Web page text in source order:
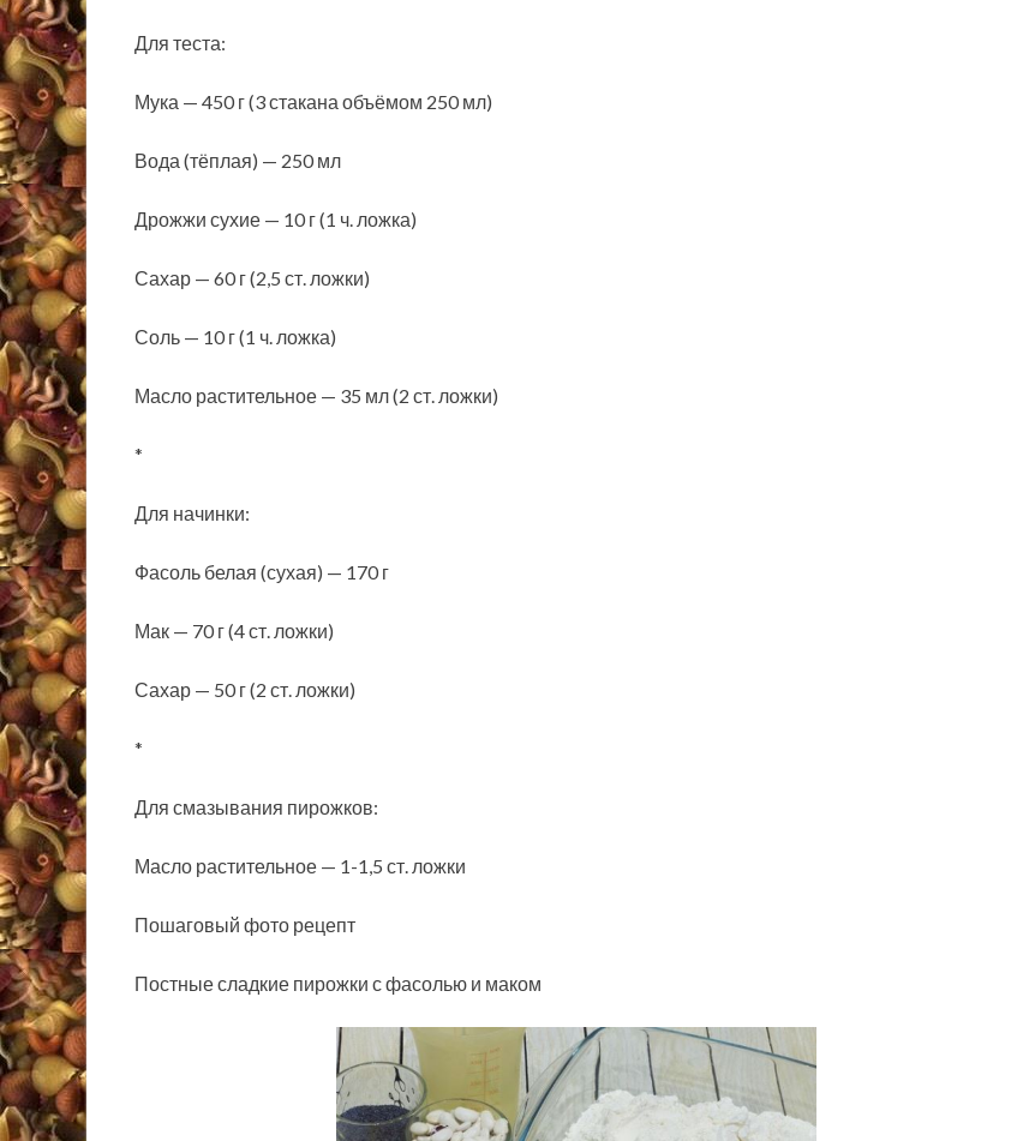
Для теста:
Мука — 450 г (3 стакана объёмом 250 мл)
Вода (тёплая) — 250 мл
Дрожжи сухие — 10 г (1 ч. ложка)
Сахар — 60 г (2,5 ст. ложки)
Соль — 10 г (1 ч. ложка)
Масло растительное — 35 мл (2 ст. ложки)
*
Для начинки:
Фасоль белая (сухая) — 170 г
Мак — 70 г (4 ст. ложки)
Сахар — 50 г (2 ст. ложки)
*
Для смазывания пирожков:
Масло растительное — 1-1,5 ст. ложки
Пошаговый фото рецепт
Постные сладкие пирожки с фасолью и маком